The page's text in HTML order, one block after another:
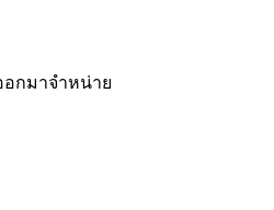
อกมาจำหน่าย